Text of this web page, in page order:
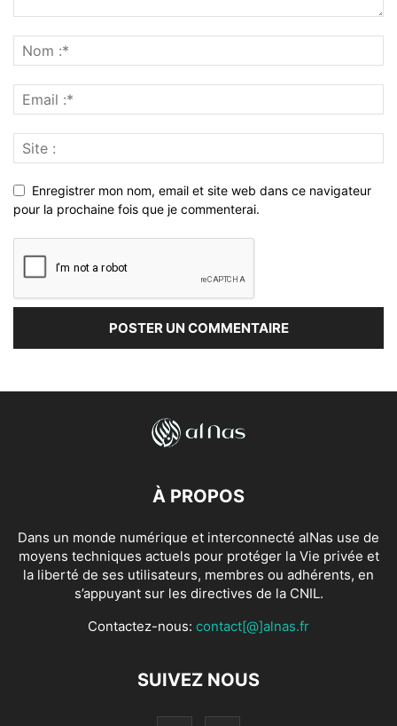
Enregistrer mon nom, email et site web dans ce navigateur
pour la prochaine fois que je commenterai.
À PROPOS
Dans un monde numérique et interconnecté alNas use de
moyens techniques actuels pour protéger la Vie privée et
la liberté de ses utilisateurs, membres ou adhérents, en
s’appuyant sur les directives de la CNIL.
Contactez-nous: contact[@]alnas.fr
SUIVEZ NOUS